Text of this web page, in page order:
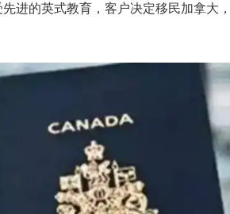
进的英式教育，客户决定移民加拿大